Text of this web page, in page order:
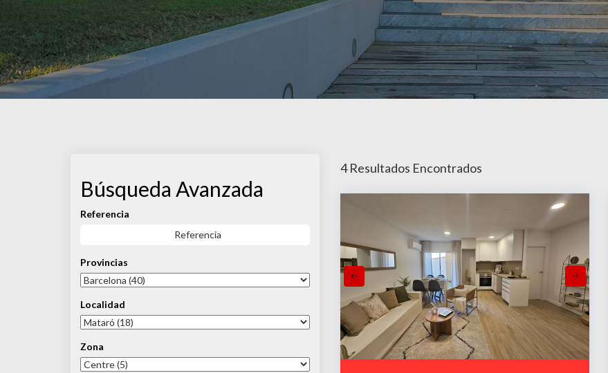
4 Venta En Barcelona Mataró Centre · Viviendas
Búsqueda Avanzada
Referencia
Provincias
Localidad
Zona
4 Resultados Encontrados